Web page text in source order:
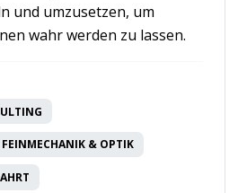
und umzusetzen, um
wahr werden zu lassen.
& OPTIK